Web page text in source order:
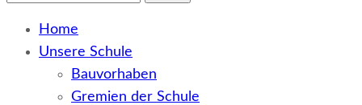
Home
Unsere Schule
Bauvorhaben
Gremien der Schule